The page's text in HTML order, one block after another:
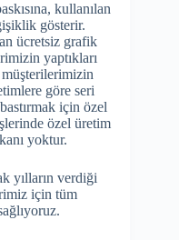
kullanılan
gösterir.
ücretsiz grafik
yaptıkları
müşterilerimizin
göre seri
için özel
özel üretim
yoktur.
yılların verdiği
için tüm